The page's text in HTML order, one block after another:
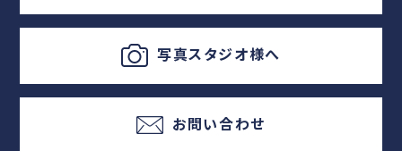
写真スタジオ様へ
お問い合わせ